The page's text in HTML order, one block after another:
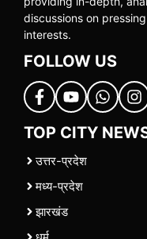
discussions on
interests.
FOLLOW US
TOP CITY
उत्तर-प्रदेश
मध्य-प्रदेश
झारखंड